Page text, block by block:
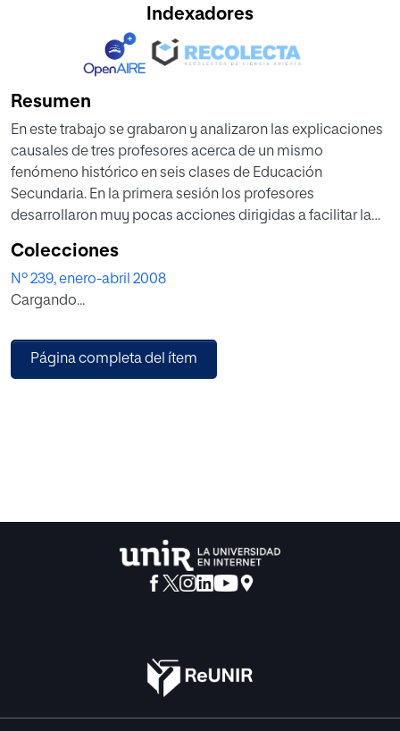
Indexadores
Resumen
En este trabajo se grabaron y analizaron las explicaciones
causales de tres profesores acerca de un mismo
fenómeno histórico en seis clases de Educación
Secundaria. En la primera sesión los profesores
desarrollaron muy pocas acciones dirigidas a facilitar la
En una segunda sesión, con grupos diferentes, la
introducción de una tarea basada en completar un
diagrama causal provocó sensibles cambios en la
cantidad de nexos causales que los profesores
señalizaron verbalmente o explicaron con más detalle, así
penetrar en las relaciones causales, aunque se introduzcan
tareas que enriquezcan la actividad conjunta en el aula.
Colecciones
Nº 239, enero-abril 2008
Cargando...
Página completa del ítem